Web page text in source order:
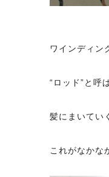
ワインディン
“ロッド”と呼
髪にまいてい
これがなかな